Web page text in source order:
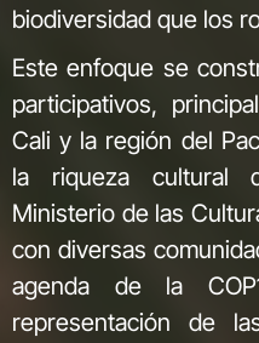
biodiversidad que los
Este enfoque se
participativos,
Cali y la región del
la riqueza cultural
Ministerio de las
con diversas
agenda de la
representación de